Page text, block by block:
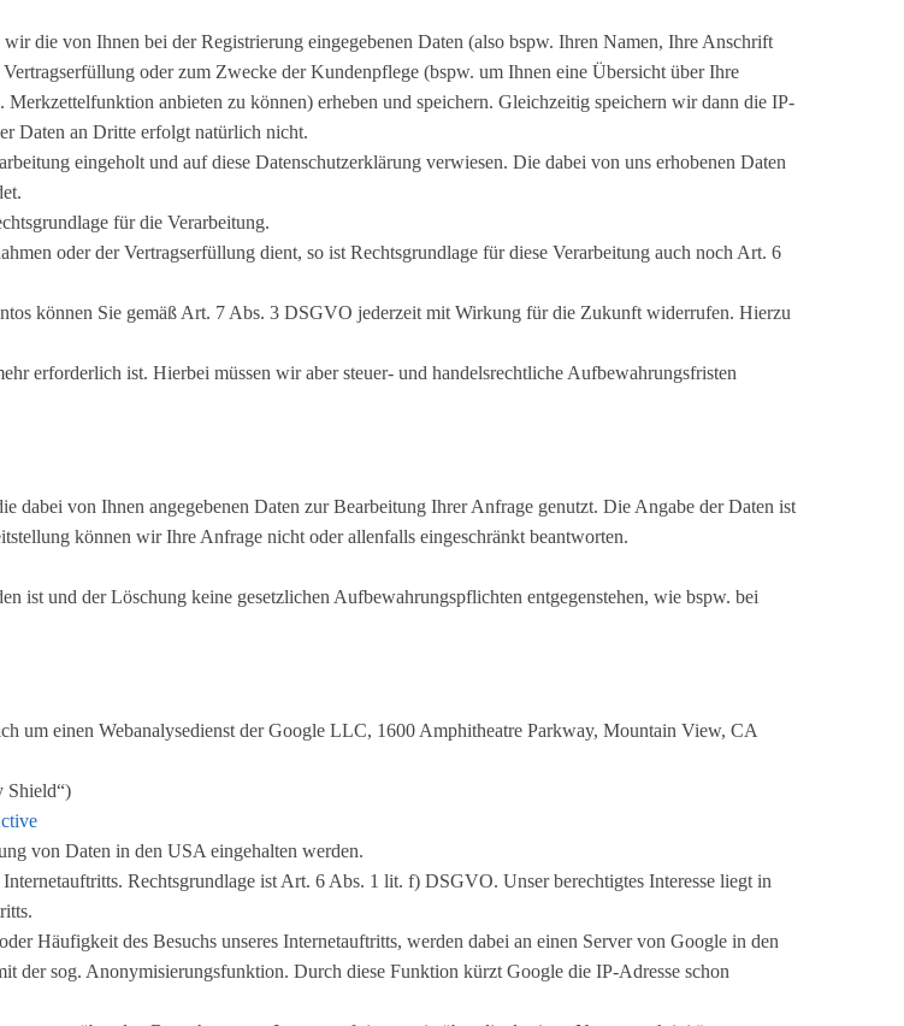
die von Ihnen bei der Registrierung eingegebenen Daten (also bspw. Ihren Namen, Ihre Anschrift
oder zum Zwecke der Kundenpflege (bspw. um Ihnen eine Übersicht über Ihre
anbieten zu können) erheben und speichern. Gleichzeitig speichern wir dann die IP-
Daten an Dritte erfolgt natürlich nicht.
eingeholt und auf diese Datenschutzerklärung verwiesen. Die dabei von uns erhobenen Daten
für die Verarbeitung.
oder der Vertragserfüllung dient, so ist Rechtsgrundlage für diese Verarbeitung auch noch Art. 6
können Sie gemäß Art. 7 Abs. 3 DSGVO jederzeit mit Wirkung für die Zukunft widerrufen. Hierzu
erforderlich ist. Hierbei müssen wir aber steuer- und handelsrechtliche Aufbewahrungsfristen
von Ihnen angegebenen Daten zur Bearbeitung Ihrer Anfrage genutzt. Die Angabe der Daten ist
können wir Ihre Anfrage nicht oder allenfalls eingeschränkt beantworten.
ist und der Löschung keine gesetzlichen Aufbewahrungspflichten entgegenstehen, wie bspw. bei
um einen Webanalysedienst der Google LLC, 1600 Amphitheatre Parkway, Mountain View, CA
Shield“)
von Daten in den USA eingehalten werden.
Rechtsgrundlage ist Art. 6 Abs. 1 lit. f) DSGVO. Unser berechtigtes Interesse liegt in
Häufigkeit des Besuchs unseres Internetauftritts, werden dabei an einen Server von Google in den
der sog. Anonymisierungsfunktion. Durch diese Funktion kürzt Google die IP-Adresse schon